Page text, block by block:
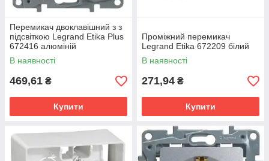
Перемикач двоклавішний з з
підсвіткою Legrand Etika Plus
672416 алюміній
В наявності
469,61 ₴
Купити
Проміжний перемикач
Legrand Etika 672209 білий
В наявності
271,94 ₴
Купити